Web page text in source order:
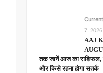
7, 2026
AAJ
तक जानें आज का राशिफल,
और किसे रहना होगा सतर्क